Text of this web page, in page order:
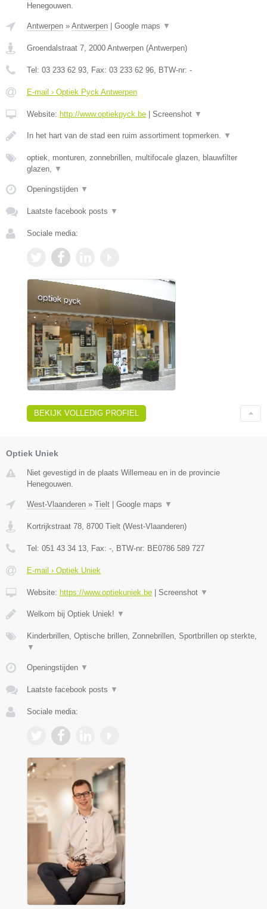
Henegouwen.
Antwerpen » Antwerpen Google maps ▼
Groendalstraat 7, 2000 Antwerpen (Antwerpen)
Tel: 03 233 62 93, Fax: 03 233 62 96, BTW-nr: -
E-mail › Optiek Pyck Antwerpen
Website: http://www.optiekpyck.be Screenshot ▼
In het hart van de stad een ruim assortiment topmerken. ▼
optiek, monturen, zonnebrillen, multifocale glazen, blauwfilter
glazen, ▼
Openingstijden ▼
Laatste facebook posts ▼
Sociale media:
BEKIJK VOLLEDIG PROFIEL
Optiek Uniek
Niet gevestigd in de plaats Willemeau en in de provincie
Henegouwen.
West-Vlaanderen » Tielt Google maps ▼
Kortrijkstraat 78 8700 Tielt (West-Vlaanderen)
Tel: 051 43 34 13 , Fax: - , BTW-nr: BE0786 589 727
E-mail › Optiek Uniek
Website: https://www.optiekuniek.be Screenshot ▼
Welkom bij Optiek Uniek! ▼
Kinderbrillen, Optische brillen, Zonnebrillen, Sportbrillen op sterkte,
▼
Openingstijden ▼
Laatste facebook posts ▼
Sociale media: